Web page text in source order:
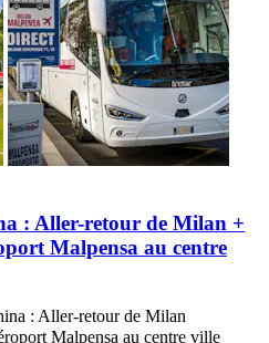
: Aller-retour de Milan +
Malpensa au centre
: Aller-retour de Milan
Malpensa au centre ville